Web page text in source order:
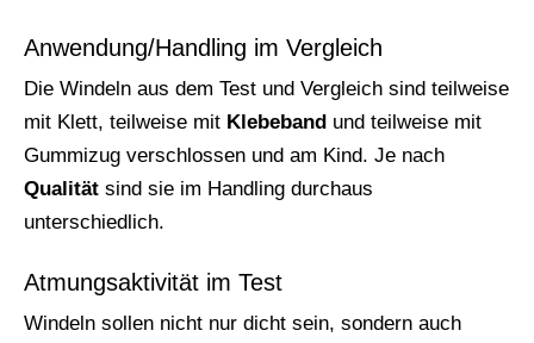
Anwendung/Handling im Vergleich
Die Windeln aus dem Test und Vergleich sind teilweise
mit Klett, teilweise mit Klebeband und teilweise mit
Gummizug verschlossen und am Kind. Je nach
Qualität sind sie im Handling durchaus
unterschiedlich.
Atmungsaktivität im Test
Windeln sollen nicht nur dicht sein, sondern auch